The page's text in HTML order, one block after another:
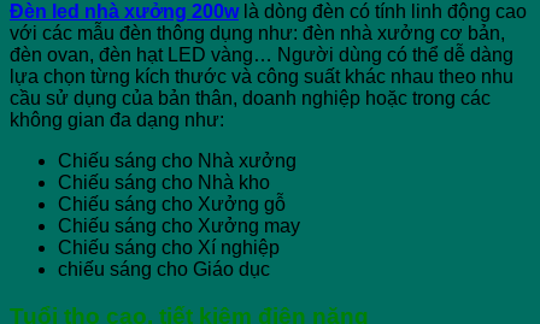
Đèn led nhà xưởng 200wlà dòng đèn có tính linh động cao
với các mẫu đèn thông dụng như: đèn nhà xưởng cơ bản,
đèn ovan, đèn hạt LED vàng… Người dùng có thể dễ dàng
lựa chọn từng kích thước và công suất khác nhau theo nhu
cầu sử dụng của bản thân, doanh nghiệp hoặc trong các
không gian đa dạng như:
Chiếu sáng cho Nhà xưởng
Chiếu sáng cho Nhà kho
Chiếu sáng cho Xưởng gỗ
Chiếu sáng cho Xưởng may
Chiếu sáng cho Xí nghiệp
chiếu sáng cho Giáo dục
Tuổi thọ cao, tiết kiệm điện năng